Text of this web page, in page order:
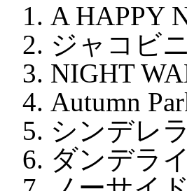
A HAPPY
ジャコビ
NIGHT
Autumn
シンデレ
ダンデラ